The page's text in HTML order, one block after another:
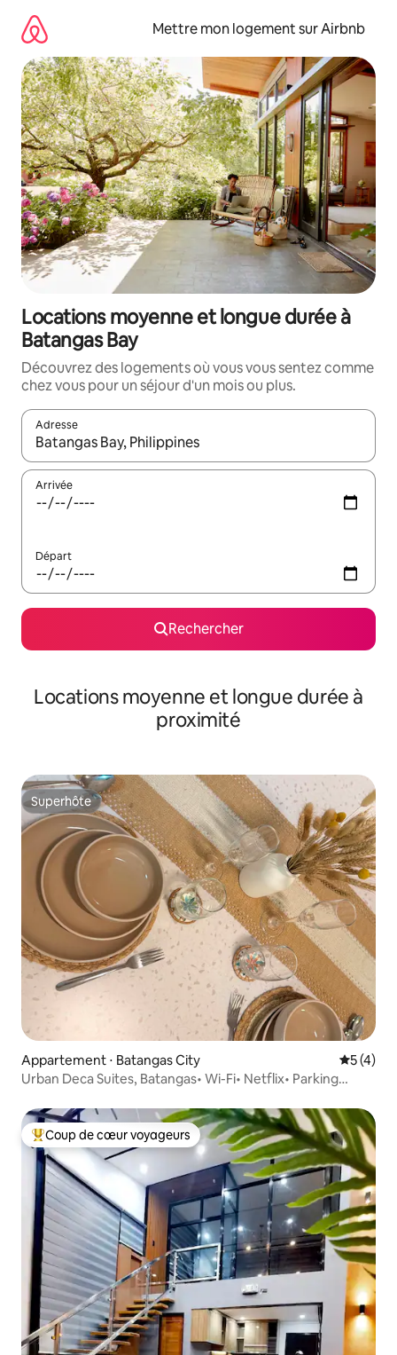
directement
contenu
Mettre mon logement sur Airbnb
Locations moyenne et longue durée à
Batangas Bay
Découvrez des logements où vous vous sentez comme
chez vous pour un séjour d'un mois ou plus.
Adresse
Lorsque les résultats s'affichent, utilisez les flèches vers le
Arrivée
Départ
Rechercher
Locations moyenne et longue durée à
proximité
Superhôte
Superhôte
Appartement ⋅ Batangas City
5 (4)
Urban Deca Suites, Batangas• Wi-Fi• Netflix• Parking
Coups de cœur voyageurs les plus appréciés
Coup de cœur voyageurs